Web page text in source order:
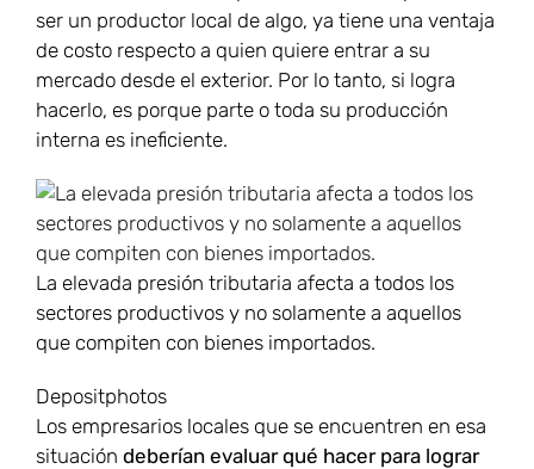
ser un productor local de algo, ya tiene una ventaja
de costo respecto a quien quiere entrar a su
mercado desde el exterior. Por lo tanto, si logra
hacerlo, es porque parte o toda su producción
interna es ineficiente.
La elevada presión tributaria afecta a todos los
sectores productivos y no solamente a aquellos
que compiten con bienes importados.
Depositphotos
Los empresarios locales que se encuentren en esa
situación deberían evaluar qué hacer para lograr